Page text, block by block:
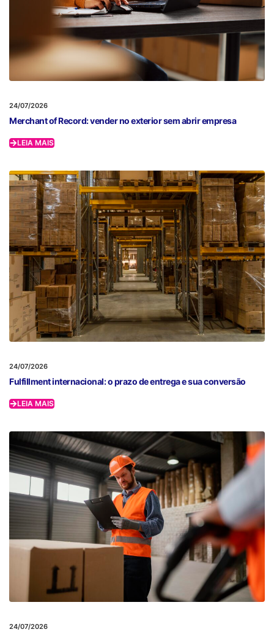
24/07/2026
Merchant of Record: vender no exterior sem abrir empresa
LEIA MAIS
24/07/2026
Fulfillment internacional: o prazo de entrega e sua conversão
LEIA MAIS
24/07/2026